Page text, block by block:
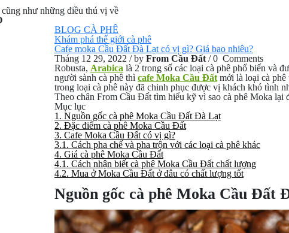
như những điều thú vị về
BLOG CÀ PHÊ
Khám phá thế giới cà phê
Cafe moka Cầu Đất Đà Lạt có vị gì? Giá bao nhiêu?
Tháng 12 29, 2022 / by From Cầu Đất / 0 Comments
Robusta, Arabica là 2 trong số các loại cà phê phổ biến và
người sành cà phê thì cafe Moka Cầu Đất mới là loại cà phê
trong loại cà phê này đã chinh phục được vị khách khó tình
Theo chân From Cầu Đất tìm hiểu kỹ vì sao cà phê Moka lại
Mục lục
1. Nguồn gốc cà phê Moka Cầu Đất Đà Lạt
2. Đặc điểm cà phê Moka Cầu Đất
3. Cafe Moka Cầu Đất có vị gì?
3.1. Cách pha chế và pha trộn với các loại cà phê khác
4. Giá cà phê Moka Cầu Đất
4.1. Cách nhận biết cà phê Moka Cầu Đất chất lượng
4.2. Mua ở Moka Cầu Đất ở đâu có chất lượng tốt
Nguồn gốc cà phê Moka Cầu Đất